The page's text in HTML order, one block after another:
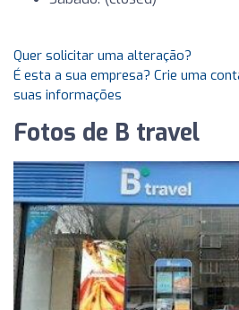
Quer solicitar uma alteração?
É esta a sua empresa? Crie uma
suas informações
Fotos de B travel